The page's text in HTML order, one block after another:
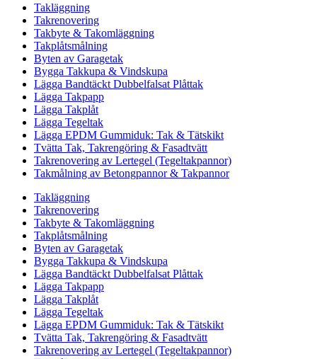
Takläggning
Takrenovering
Takbyte & Takomläggning
Takplåtsmålning
Byten av Garagetak
Bygga Takkupa & Vindskupa
Lägga Bandtäckt Dubbelfalsat Plåttak
Lägga Takpapp
Lägga Takplåt
Lägga Tegeltak
Lägga EPDM Gummiduk: Tak & Tätskikt
Tvätta Tak, Takrengöring & Fasadtvätt
Takrenovering av Lertegel (Tegeltakpannor)
Takmålning av Betongpannor & Takpannor
Takläggning
Takrenovering
Takbyte & Takomläggning
Takplåtsmålning
Byten av Garagetak
Bygga Takkupa & Vindskupa
Lägga Bandtäckt Dubbelfalsat Plåttak
Lägga Takpapp
Lägga Takplåt
Lägga Tegeltak
Lägga EPDM Gummiduk: Tak & Tätskikt
Tvätta Tak, Takrengöring & Fasadtvätt
Takrenovering av Lertegel (Tegeltakpannor)